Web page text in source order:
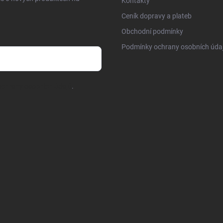
.
Ceník dopravy a plateb
Obchodní podmínky
Podmínky ochrany osobních